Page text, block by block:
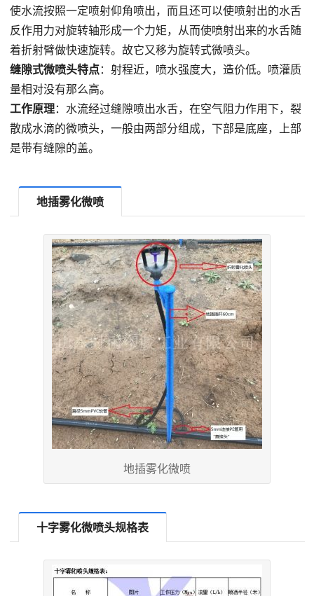
使水流按照一定喷射仰角喷出，而且还可以使喷射出的水舌
反作用力对旋转轴形成一个力矩，从而使喷射出来的水舌随
着折射臂做快速旋转。故它又移为旋转式微喷头。
缝隙式微喷头特点：射程近，喷水强度大，造价低。喷灌质
量相对没有那么高。
工作原理：水流经过缝隙喷出水舌，在空气阻力作用下，裂
散成水滴的微喷头，一般由两部分组成，下部是底座，上部
是带有缝隙的盖。
地插雾化微喷
地插雾化微喷
十字雾化微喷头规格表